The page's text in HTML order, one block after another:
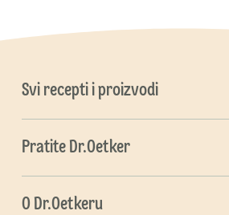
Svi recepti i proizvodi
Pratite Dr.Oetker
O Dr.Oetkeru